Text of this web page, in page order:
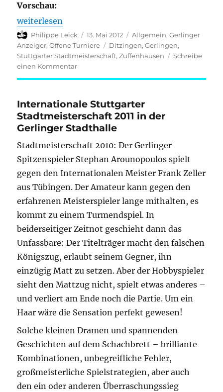
Vorschau:
„Internationale Stuttgarter Stadtmeisterschaft
weiterlesen
Autor
Philippe Leick
Veröffentlicht
am
13. Mai 2012 Kategorien
Allgemein,Gerlinger
Anzeiger,Offene Turniere Schlagwörter
Ditzingen,Gerlingen,
Stuttgarter Stadtmeisterschaft,Zuffenhausen
Schreibe
einen Kommentarzu
Internationale
2012
Internationale Stuttgarter
Stadtmeisterschaft 2011 in der
Gerlinger Stadthalle
Stadtmeisterschaft 2010: Der Gerlinger
Spitzenspieler Stephan Arounopoulos spielt
gegen den Internationalen Meister Frank Zeller
aus Tübingen. Der Amateur kann gegen den
erfahrenen Meisterspieler lange mithalten, es
kommt zu einem Turmendspiel. In
beiderseitiger Zeitnot geschieht dann das
Unfassbare: Der Titelträger macht den falschen
Königszug, erlaubt seinem Gegner, ihn
einzügig Matt zu setzen. Aber der Hobbyspieler
sieht den Mattzug nicht, spielt etwas anderes –
und verliert am Ende noch die Partie. Um ein
Haar wäre die Sensation perfekt gewesen!
Solche kleinen Dramen und spannenden
Geschichten auf dem Schachbrett – brilliante
Kombinationen, unbegreifliche Fehler,
großmeisterliche Spielstrategien, aber auch
den ein oder anderen Überraschungssieg